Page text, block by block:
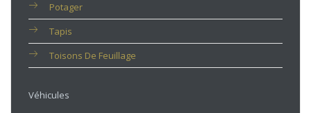
Potager
Tapis
Toisons De Feuillage
Véhicules